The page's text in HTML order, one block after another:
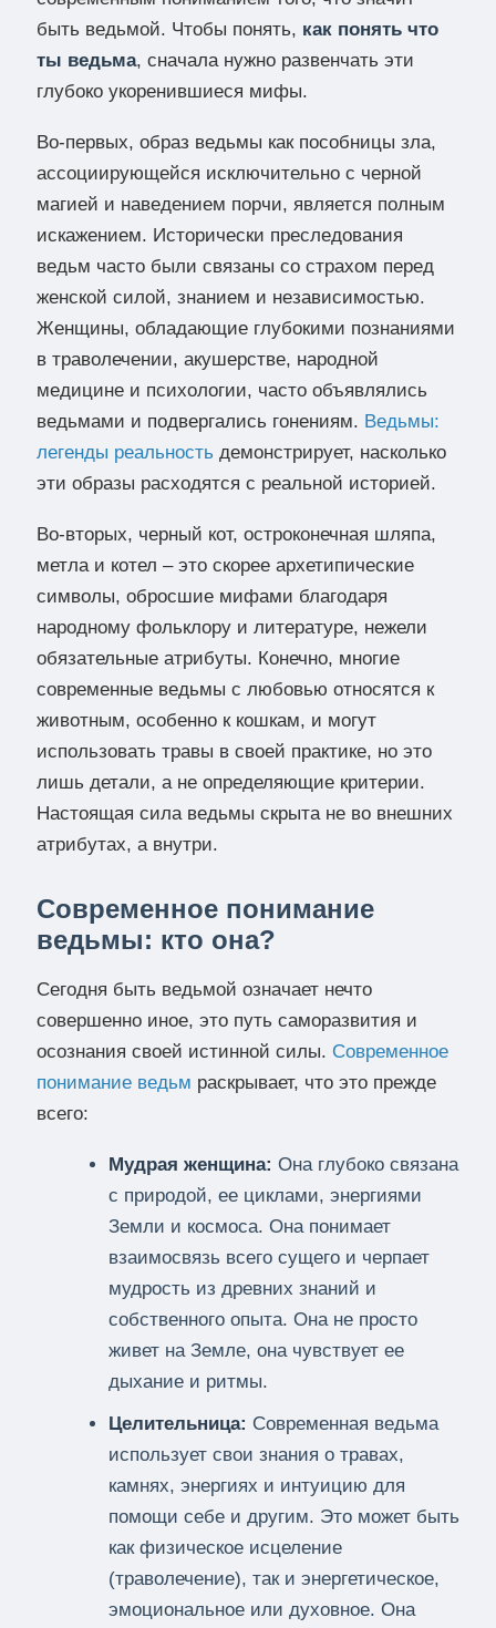
быть ведьмой. Чтобы понять, как понять что
ты ведьма, сначала нужно развенчать эти
глубоко укоренившиеся мифы.
Во-первых, образ ведьмы как пособницы зла,
ассоциирующейся исключительно с черной
магией и наведением порчи, является полным
искажением. Исторически преследования
ведьм часто были связаны со страхом перед
женской силой, знанием и независимостью.
Женщины, обладающие глубокими познаниями
в траволечении, акушерстве, народной
медицине и психологии, часто объявлялись
ведьмами и подвергались гонениям. Ведьмы:
легенды реальность демонстрирует, насколько
эти образы расходятся с реальной историей.
Во-вторых, черный кот, остроконечная шляпа,
метла и котел – это скорее архетипические
символы, обросшие мифами благодаря
народному фольклору и литературе, нежели
обязательные атрибуты. Конечно, многие
современные ведьмы с любовью относятся к
животным, особенно к кошкам, и могут
использовать травы в своей практике, но это
лишь детали, а не определяющие критерии.
Настоящая сила ведьмы скрыта не во внешних
атрибутах, а внутри.
Современное понимание
ведьмы: кто она?
Сегодня быть ведьмой означает нечто
совершенно иное, это путь саморазвития и
осознания своей истинной силы. Современное
понимание ведьм раскрывает, что это прежде
всего:
Мудрая женщина: Она глубоко связана
с природой, ее циклами, энергиями
Земли и космоса. Она понимает
взаимосвязь всего сущего и черпает
мудрость из древних знаний и
собственного опыта. Она не просто
живет на Земле, она чувствует ее
дыхание и ритмы.
Целительница: Современная ведьма
использует свои знания о травах,
камнях, энергиях и интуицию для
помощи себе и другим. Это может быть
как физическое исцеление
(траволечение), так и энергетическое,
эмоциональное или духовное. Она